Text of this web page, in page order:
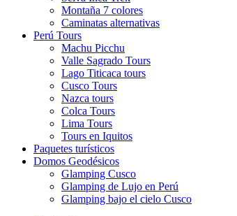
Montaña 7 colores
Caminatas alternativas
Perú Tours
Machu Picchu
Valle Sagrado Tours
Lago Titicaca tours
Cusco Tours
Nazca tours
Colca Tours
Lima Tours
Tours en Iquitos
Paquetes turísticos
Domos Geodésicos
Glamping Cusco
Glamping de Lujo en Perú
Glamping bajo el cielo Cusco